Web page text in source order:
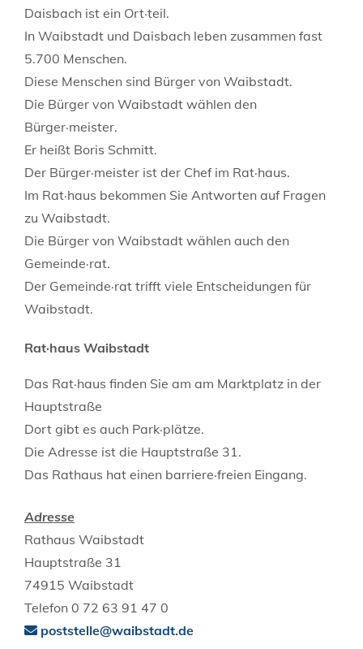
Daisbach ist ein Ort·teil.
In Waibstadt und Daisbach leben zusammen fast
5.700 Menschen.
Diese Menschen sind Bürger von Waibstadt.
Die Bürger von Waibstadt wählen den
Bürger·meister.
Er heißt Boris Schmitt.
Der Bürger·meister ist der Chef im Rat·haus.
Im Rat·haus bekommen Sie Antworten auf Fragen
zu Waibstadt.
Die Bürger von Waibstadt wählen auch den
Gemeinde·rat.
Der Gemeinde·rat trifft viele Entscheidungen für
Waibstadt.
Rat·haus Waibstadt
Das Rat·haus finden Sie am am Marktplatz in der
Hauptstraße
Dort gibt es auch Park·plätze.
Die Adresse ist die Hauptstraße 31.
Das Rathaus hat einen barriere·freien Eingang.
Adresse
Rathaus Waibstadt
Hauptstraße 31
74915 Waibstadt
Telefon 0 72 63 91 47 0
poststelle@waibstadt.de